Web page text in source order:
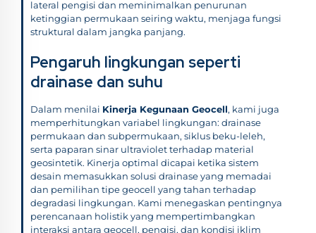
lateral pengisi dan meminimalkan penurunan
ketinggian permukaan seiring waktu, menjaga fungsi
struktural dalam jangka panjang.
Pengaruh lingkungan seperti
drainase dan suhu
Dalam menilai Kinerja Kegunaan Geocell, kami juga
memperhitungkan variabel lingkungan: drainase
permukaan dan subpermukaan, siklus beku-leleh,
serta paparan sinar ultraviolet terhadap material
geosintetik. Kinerja optimal dicapai ketika sistem
desain memasukkan solusi drainase yang memadai
dan pemilihan tipe geocell yang tahan terhadap
degradasi lingkungan. Kami menegaskan pentingnya
perencanaan holistik yang mempertimbangkan
interaksi antara geocell, pengisi, dan kondisi iklim